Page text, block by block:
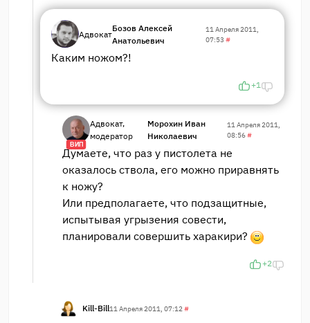
Адвокат
Бозов Алексей
Анатольевич
11 Апреля 2011,
07:53 #
Каким ножом?!
+1
ВИП
Адвокат,
модератор
Морохин Иван
Николаевич
11 Апреля 2011,
08:56#
Думаете, что раз у пистолета не
оказалось ствола, его можно приравнять
к ножу?
Или предполагаете, что подзащитные,
испытывая угрызения совести,
планировали совершить харакири?
+2
Kill-Bill11 Апреля 2011, 07:12#